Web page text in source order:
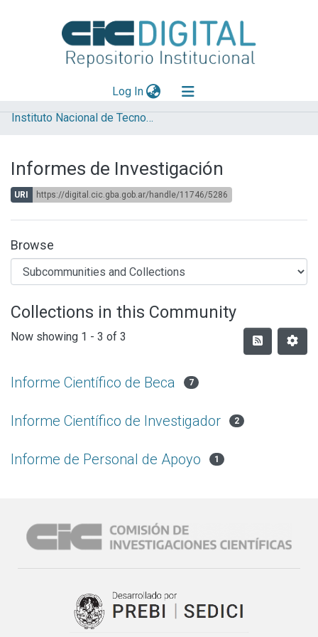
Log In(current)
Explorar
Aportar material
Statistics
Instituto Nacional de Tecnología Agropecuaria (INTA)
Informes de Investigación
URI https://digital.cic.gba.gob.ar/handle/11746/5286
Browse
Collections in this Community
Now showing 1 - 3 of 3
Informe Científico de Beca 7
Informe Científico de Investigador 2
Informe de Personal de Apoyo 1